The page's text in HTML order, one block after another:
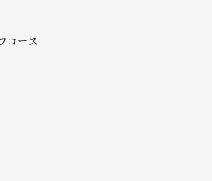
コース